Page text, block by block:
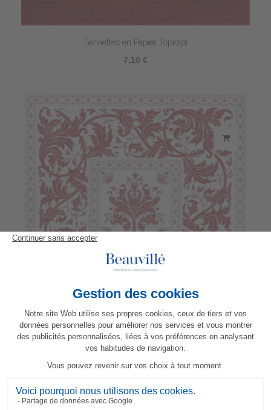
Serviettes en Papier Topkapi
7,10 €
Serviette Topkapi
23,30 €